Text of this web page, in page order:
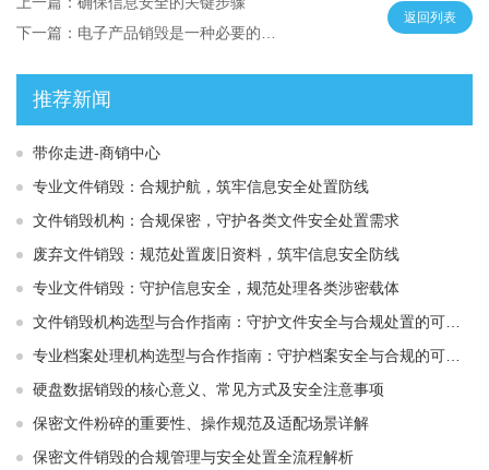
返回列表
推荐新闻
带你走进-商销中心
专业文件销毁：合规护航，筑牢信息安全处置防线
文件销毁机构：合规保密，守护各类文件安全处置需求
废弃文件销毁：规范处置废旧资料，筑牢信息安全防线
专业文件销毁：守护信息安全，规范处理各类涉密载体
文件销毁机构选型与合作指南：守护文件安全与合规处置的可靠选择
专业档案处理机构选型与合作指南：守护档案安全与合规的可靠伙伴
硬盘数据销毁的核心意义、常见方式及安全注意事项
保密文件粉碎的重要性、操作规范及适配场景详解
保密文件销毁的合规管理与安全处置全流程解析